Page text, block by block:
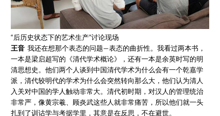
“后历史状态下的艺术生产”讨论现场
王音 我还在想那个表态的问题—表态的曲折性。我看过两本书，
一本是梁启超写的《清代学术概论》，还有一本是余英时写的明
清思想史。他们两个人谈到中国清代学术为什么会有一个乾嘉学
派，清代较明代的学术为什么会突然转向那么大，他们认为清人
入关对中国的学人触动非常大。清代初时期，对汉人的管理统治
非常严，像黄宗羲、顾炎武这些人就非常痛苦，所以他们就一头
扎到了训诂学与考据学里，其意是在反思，不在避世。